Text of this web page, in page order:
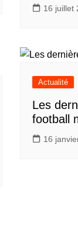
16 juillet
Actualité
Les
football
16